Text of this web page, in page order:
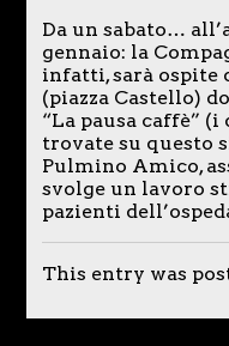
Da un sabato…
gennaio: la
infatti, sarà ospite
(piazza Castello)
“La pausa caffè”
trovate su questo
Pulmino Amico,
svolge un lavoro
pazienti
This entry was